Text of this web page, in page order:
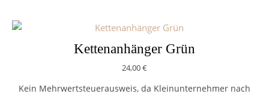
Kettenanhänger Grün
24,00€
Kein Mehrwertsteuerausweis, da Kleinunternehmer nach